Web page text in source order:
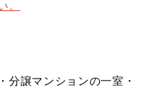
分譲マンションの一室・